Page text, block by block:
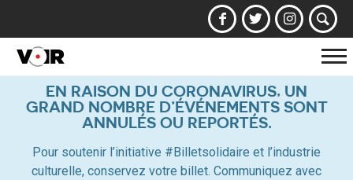
la
EN RAISON DU CORONAVIRUS, UN
GRAND NOMBRE D’ÉVÉNEMENTS SONT
ANNULÉS OU REPORTÉS.
Pour soutenir l’initiative #Billetsolidaire et l’industrie
culturelle, conservez votre billet. Communiquez avec